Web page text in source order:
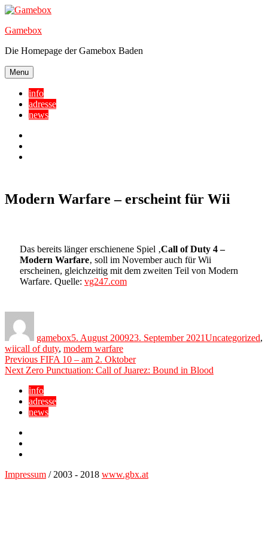
Skip
content
Gamebox
Die Homepage der Gamebox Baden
Menu
info
adresse
news
Modern Warfare – erscheint für Wii
Das bereits länger erschienene Spiel ‚Call of Duty 4 –
Modern Warfare‚ soll im November auch für Wii
erscheinen, gleichzeitig mit dem zweiten Teil von Modern
Warfare. Quelle: vg247.com
gamebox5. August 200923. September 2021Uncategorized,
wiiTags
call of duty, modern warfare
Beitragsnavigation
Previous Previous
post:
FIFA 10 – am 2. Oktober
Next Next
Zero Punctuation: Call of Juarez: Bound in Blood
info
adresse
news
Impressum / 2003 - 2018 www.gbx.at